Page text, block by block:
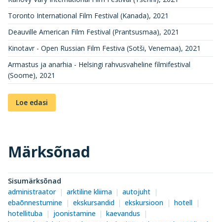
Toronto International Film Festival (Kanada), 2021
Deauville American Film Festival (Prantsusmaa), 2021
Kinotavr - Open Russian Film Festiva (Sotši, Venemaa), 2021
Armastus ja anarhia - Helsingi rahvusvaheline filmifestival
(Soome), 2021
Loe edasi
Märksõnad
Sisumärksõnad
administraator
arktiline kliima
autojuht
ebaõnnestumine
ekskursandid ekskursioon
hotell
hotellituba
joonistamine
kaevandus